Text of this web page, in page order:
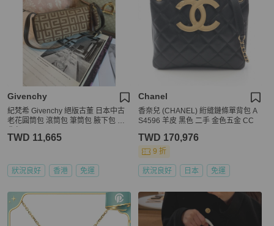
Givenchy
紀梵希 Givenchy 絕版古董 日本中古
老花圓筒包 滾筒包 筆筒包 腋下包 側
TWD 11,665
狀況良好 香港 免運
Chanel
香奈兒 (CHANEL) 絎縫鏈條單背包 A
S4596 羊皮 黑色 二手 金色五金 CC
TWD 170,976
9 折
狀況良好 日本 免運